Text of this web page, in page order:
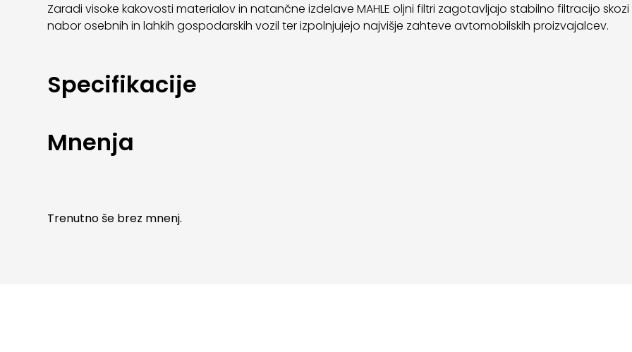
Zaradi visoke kakovosti materialov in natančne izdelave MAHLE oljni filtri zagotavljajo stabilno filtracijo
nabor osebnih in lahkih gospodarskih vozil ter izpolnjujejo najvišje zahteve avtomobilskih proizvajalcev.
Specifikacije
Mnenja
Trenutno še brez mnenj.